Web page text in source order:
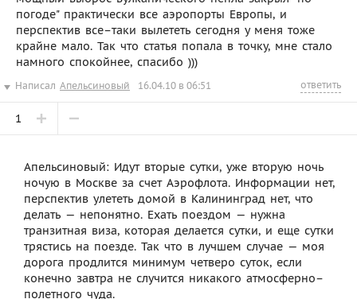
погоде" практически все аэропорты Европы, и
перспектив все–таки вылететь сегодня у меня тоже
крайне мало. Так что статья попала в точку, мне стало
намного спокойнее, спасибо )))
Написал Апельсиновый 16.04.10 в 06:51 ответить
1
Апельсиновый: Идут вторые сутки, уже вторую ночь
ночую в Москве за счет Аэрофлота. Информации нет,
перспектив улететь домой в Калининград нет, что
делать — непонятно. Ехать поездом — нужна
транзитная виза, которая делается сутки, и еще сутки
трястись на поезде. Так что в лучшем случае — моя
дорога продлится минимум четверо суток, если
конечно завтра не случится никакого атмосферно–
полетного чуда.